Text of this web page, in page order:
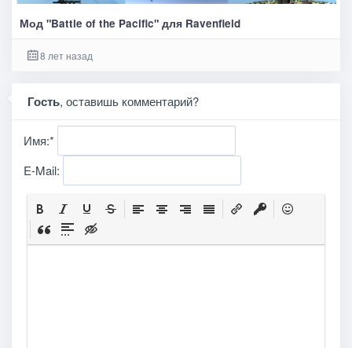
Мод "Battle of the Pacific" для Ravenfield
8 лет назад
Гость, оставишь комментарий?
Имя:*
E-Mail: